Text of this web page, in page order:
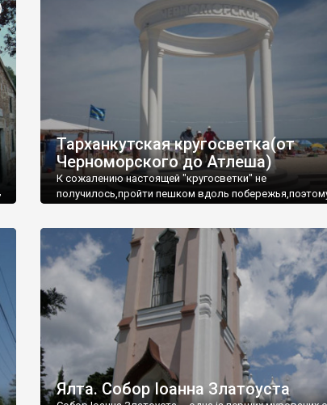
Тарханкутская кругосветка(от
Черноморского до Атлеша)
К сожалению настоящей "кругосветки" не
получилось,пройти пешком вдоль
Ялта. Собор Іоанна Златоуста